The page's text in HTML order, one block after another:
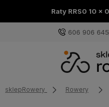
Raty RRS0 10 x
606 906 645
sklepRowery Rowery